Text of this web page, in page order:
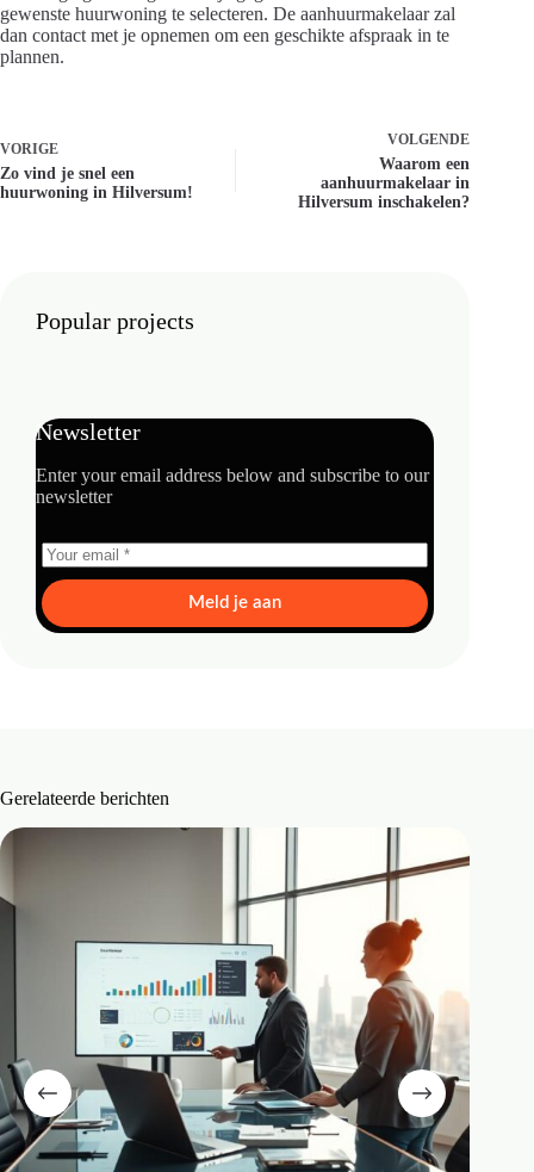
gewenste huurwoning te selecteren. De aanhuurmakelaar zal
dan contact met je opnemen om een geschikte afspraak in te
plannen.
VORIGE
Zo vind je snel een
huurwoning in Hilversum!
VOLGENDE
Waarom een
aanhuurmakelaar in
Hilversum inschakelen?
Popular projects
Newsletter
Enter your email address below and subscribe to our
newsletter
Meld je aan
Gerelateerde berichten